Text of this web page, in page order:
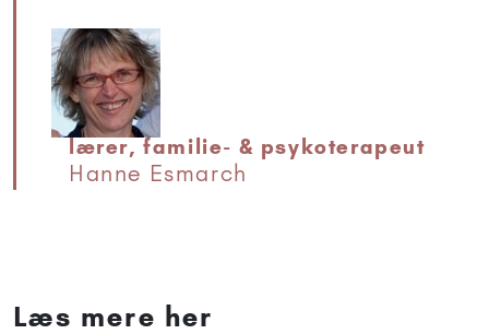
lærer, familie- & psykoterapeut
Hanne Esmarch
Læs mere her